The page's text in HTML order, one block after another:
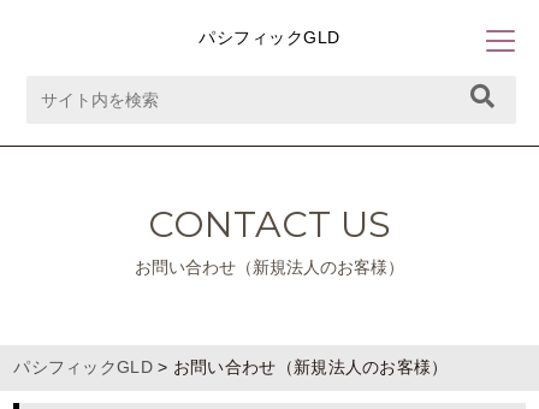
パシフィックGLD
CONTACT US
お問い合わせ（新規法人のお客様）
パシフィックGLD> お問い合わせ（新規法人のお客様）